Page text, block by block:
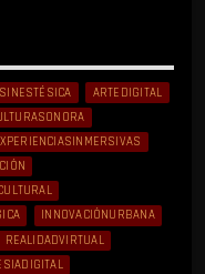
ARTEDIGITAL
INNOVACIÓNURBANA
REALIDADVIRTUAL